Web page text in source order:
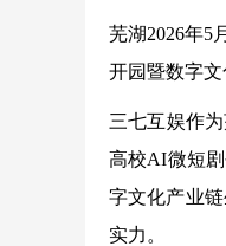
芜湖2026年5
开园暨数字文
三七互娱作
高校AI微短
字文化产业
实力。